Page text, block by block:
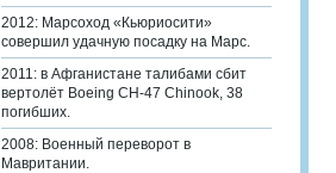
2012: Марсоход «Кьюриосити»
совершил удачную посадку на Марс.
2011: в Афганистане талибами сбит
вертолёт Boeing CH-47 Chinook, 38
погибших.
2008: Военный переворот в
Мавритании.